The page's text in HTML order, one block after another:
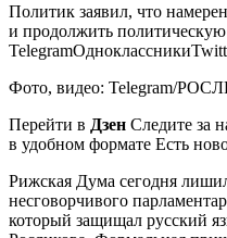
Политик заявил, что
и продолжить политическую
Фото, видео: Telegram/
Перейти в Дзен Следите за
в удобном формате Есть
Рижская Дума сегодня
несговорчивого
который защищал русский